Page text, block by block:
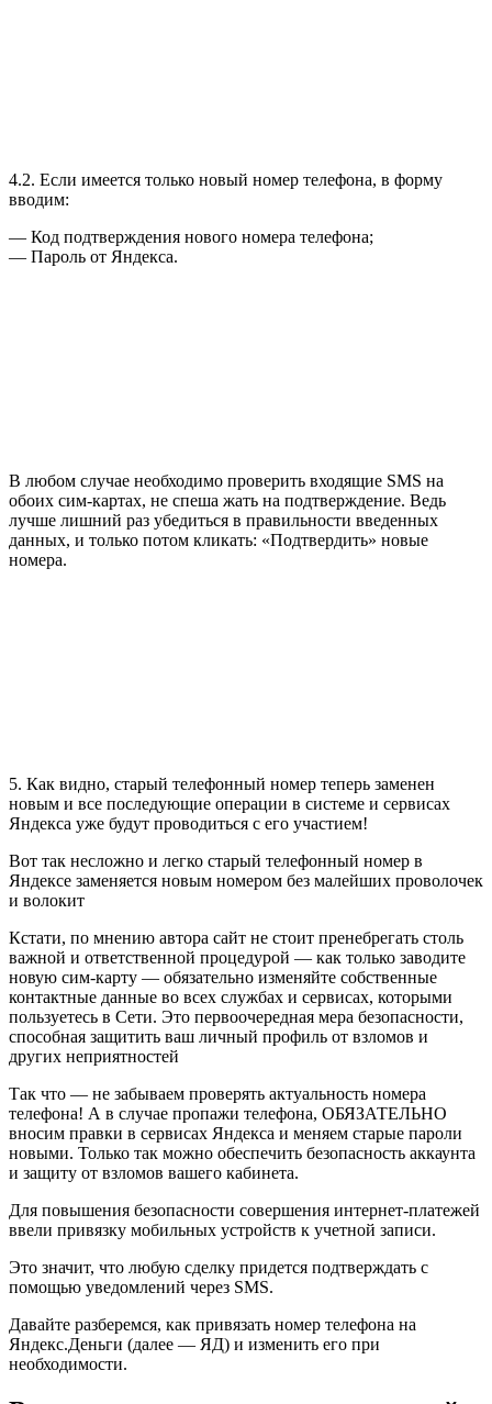
4.2. Если имеется только новый номер телефона, в форму
вводим:
— Код подтверждения нового номера телефона;
— Пароль от Яндекса.
В любом случае необходимо проверить входящие SMS на
обоих сим-картах, не спеша жать на подтверждение. Ведь
лучше лишний раз убедиться в правильности введенных
данных, и только потом кликать: «Подтвердить» новые
номера.
5. Как видно, старый телефонный номер теперь заменен
новым и все последующие операции в системе и сервисах
Яндекса уже будут проводиться с его участием!
Вот так несложно и легко старый телефонный номер в
Яндексе заменяется новым номером без малейших проволочек
и волокит
Кстати, по мнению автора сайт не стоит пренебрегать столь
важной и ответственной процедурой — как только заводите
новую сим-карту — обязательно изменяйте собственные
контактные данные во всех службах и сервисах, которыми
пользуетесь в Сети. Это первоочередная мера безопасности,
способная защитить ваш личный профиль от взломов и
других неприятностей
Так что — не забываем проверять актуальность номера
телефона! А в случае пропажи телефона, ОБЯЗАТЕЛЬНО
вносим правки в сервисах Яндекса и меняем старые пароли
новыми. Только так можно обеспечить безопасность аккаунта
и защиту от взломов вашего кабинета.
Для повышения безопасности совершения интернет-платежей
ввели привязку мобильных устройств к учетной записи.
Это значит, что любую сделку придется подтверждать с
помощью уведомлений через SMS.
Давайте разберемся, как привязать номер телефона на
Яндекс.Деньги (далее — ЯД) и изменить его при
необходимости.